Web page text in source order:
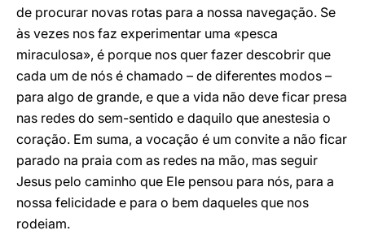
de procurar novas rotas para a nossa navegação. Se
às vezes nos faz experimentar uma «pesca
miraculosa», é porque nos quer fazer descobrir que
cada um de nós é chamado – de diferentes modos –
para algo de grande, e que a vida não deve ficar presa
nas redes do sem-sentido e daquilo que anestesia o
coração. Em suma, a vocação é um convite a não ficar
parado na praia com as redes na mão, mas seguir
Jesus pelo caminho que Ele pensou para nós, para a
nossa felicidade e para o bem daqueles que nos
rodeiam.